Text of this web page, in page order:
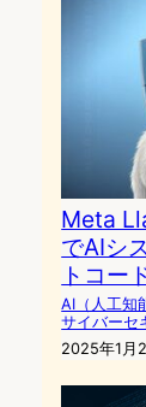
Meta
でAIシ
トコー
AI（人工知
サイバーセ
2025年1月